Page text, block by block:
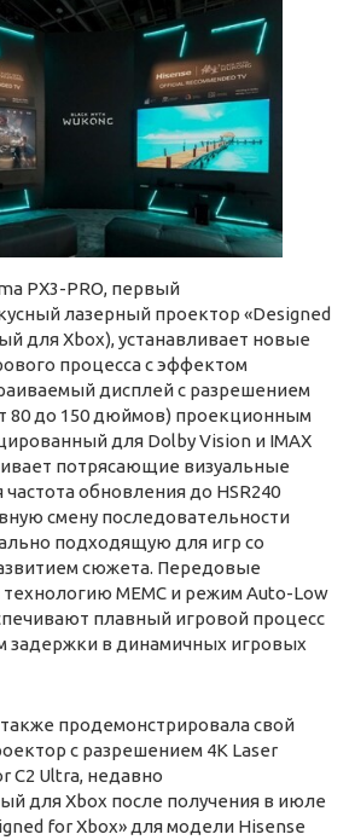
PX3-PRO, первый
лазерный проектор «Designed
для Xbox), устанавливает новые
процесса с эффектом
дисплей с разрешением
80 до 150 дюймов) проекционным
для Dolby Vision и IMAX
потрясающие визуальные
обновления до HSR240
смену последовательности
подходящую для игр со
сюжета. Передовые
MEMC и режим Auto-Low
плавный игровой процесс
задержки в динамичных игровых
продемонстрировала свой
с разрешением 4K Laser
C2 Ultra, недавно
для Xbox после получения в июле
for Xbox» для модели Hisense